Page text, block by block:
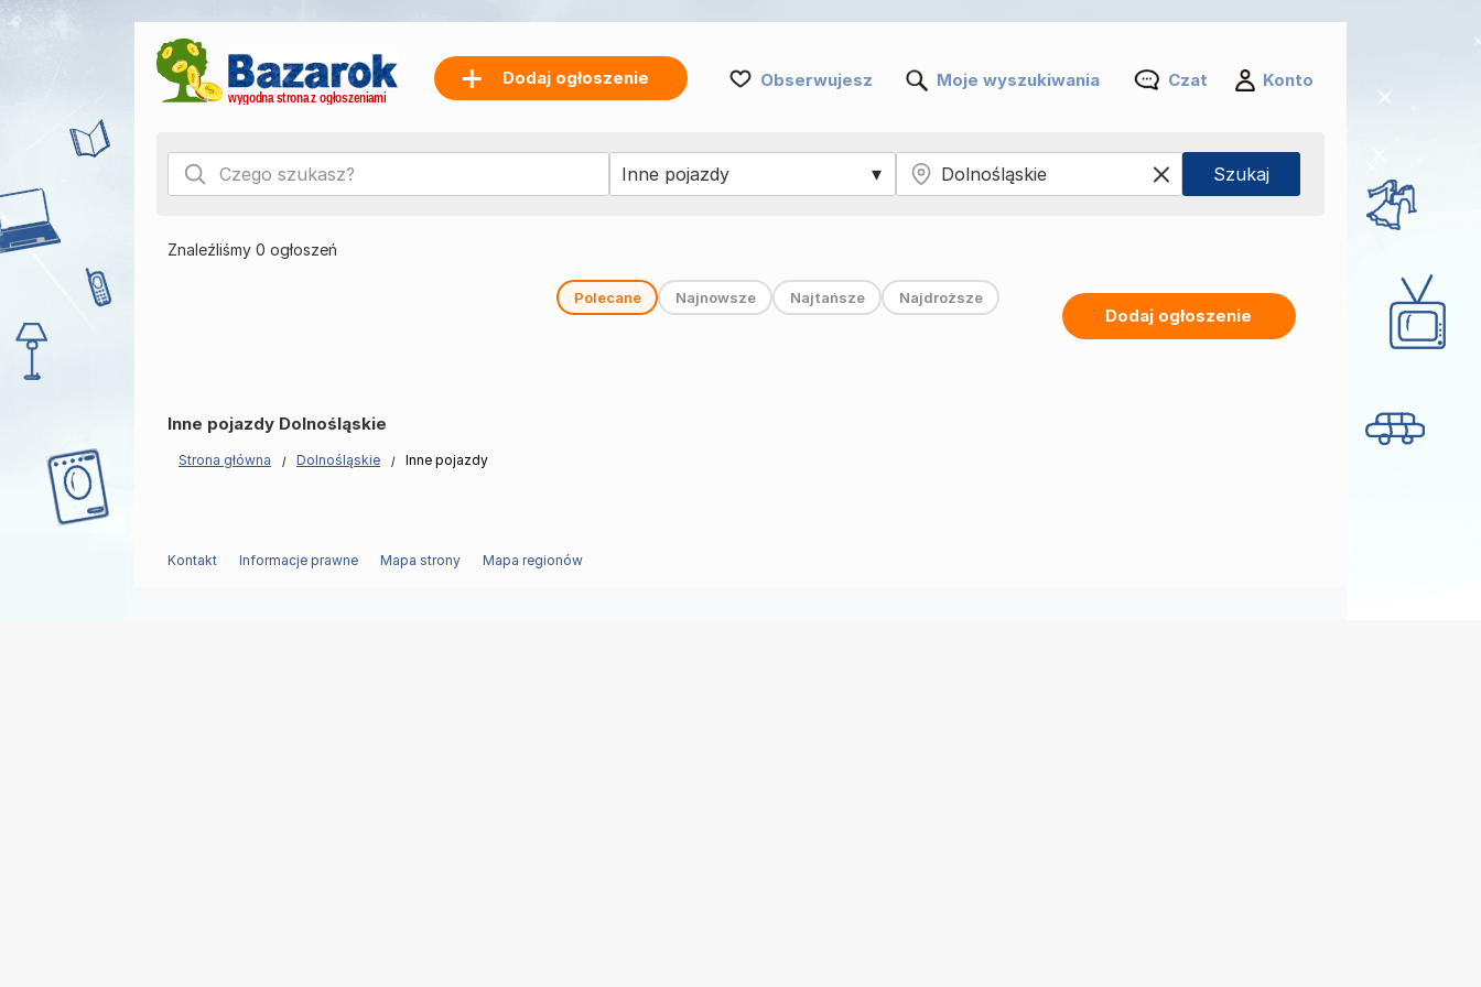
Dodaj ogłoszenie Obserwujesz Moje wyszukiwania Czat Konto
Znaleźliśmy 0 ogłoszeń
Polecane Najnowsze Najtańsze Najdroższe
Inne pojazdy Dolnośląskie
Strona główna Dolnośląskie Inne pojazdy
Dodaj ogłoszenie
Kontakt Informacje prawne Mapa strony Mapa regionów